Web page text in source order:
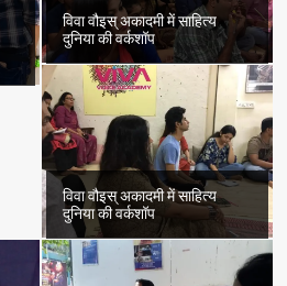
विवा वौइस् अकादमी में साहित्य
दुनिया की वर्कशॉप
विवा वौइस् अकादमी में साहित्य
दुनिया की वर्कशॉप